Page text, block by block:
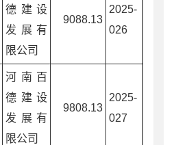
德建设
发展有
限公司
9088.13
2025-
026
河南百
德建设
发展有
限公司
9808.13
2025-
027